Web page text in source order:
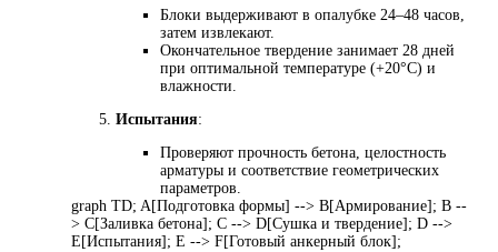
Блоки выдерживают в опалубке 24–48 часов,
затем извлекают.
Окончательное твердение занимает 28 дней
при оптимальной температуре (+20°C) и
влажности.
Испытания:
Проверяют прочность бетона, целостность
арматуры и соответствие геометрических
параметров.
graph TD; A[Подготовка формы] --> B[Армирование]; B --
> C[Заливка бетона]; C --> D[Сушка и твердение]; D -->
E[Испытания]; E --> F[Готовый анкерный блок];